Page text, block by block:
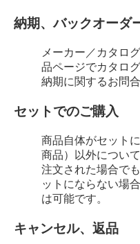
納期、バックオーダ
メーカー／カタロ
品ページでカタロ
納期に関するお問
セットでのご購入
商品自体がセット
商品）以外につい
注文された場合で
ットにならない場
は可能です。
キャンセル、返品